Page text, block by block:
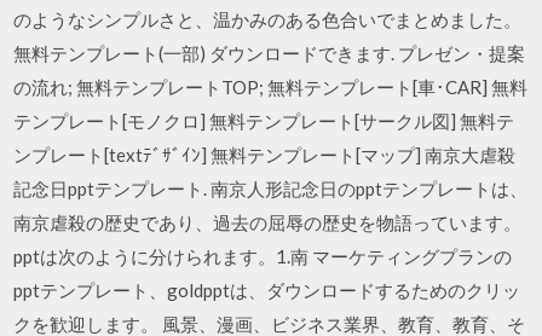
のようなシンプルさと、温かみのある色合いでまとめました。
無料テンプレート(一部) ダウンロードできます. プレゼン・提案
の流れ; 無料テンプレートTOP; 無料テンプレート[車･CAR] 無料
テンプレート[モノクロ] 無料テンプレート[サークル図] 無料テ
ンプレート[textﾃﾞｻﾞｲﾝ] 無料テンプレート[マップ] 南京大虐殺
記念日pptテンプレート. 南京人形記念日のpptテンプレートは、
南京虐殺の歴史であり、過去の屈辱の歴史を物語っています。
pptは次のように分けられます。1.南 マーケティングプランの
pptテンプレート、goldpptは、ダウンロードするためのクリッ
クを歓迎します。 風景、漫画、ビジネス業界、教育、教育、そ